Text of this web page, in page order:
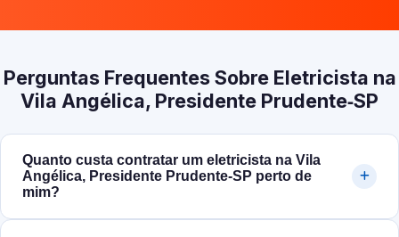
Perguntas Frequentes Sobre Eletricista na
Vila Angélica, Presidente Prudente‑SP
Quanto custa contratar um eletricista na Vila
Angélica, Presidente Prudente‑SP perto de
mim?